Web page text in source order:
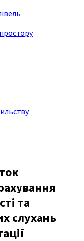
та
слухань